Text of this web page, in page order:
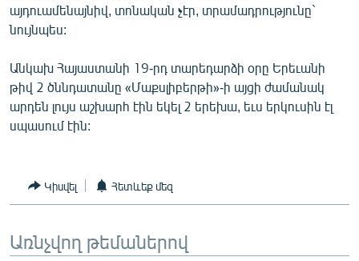
այդուամենայնիվ, տոնական չէր, տրամադրությունը`
նույնպես:
Անկախ Հայաստանի 19-րդ տարեդարձի օրը Երեւանի
թիվ 2 ծննդատանը «Մաքսլիբերթի»-ի այցի ժամանակ
արդեն լույս աշխարհ էին եկել 2 երեխա, եւս երկուսին էլ
սպասում էին:
Կիսվել Հետևեք մեզ
Առնչվող թեմաներով